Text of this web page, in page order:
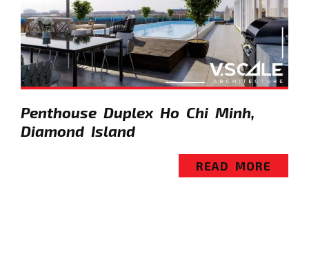
Penthouse Duplex Ho Chi Minh,
Diamond Island
READ MORE